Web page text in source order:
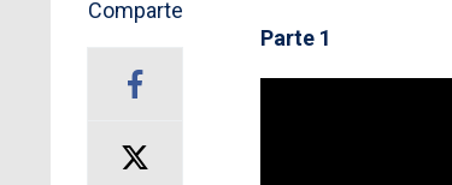
Comparte
Parte 1